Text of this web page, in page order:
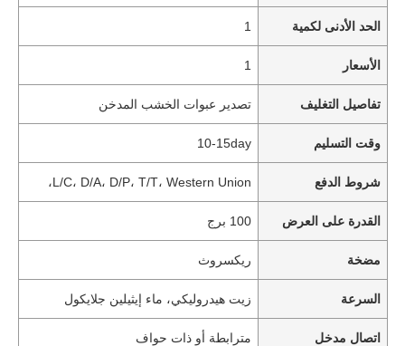
الحد الأدنى لكمية 1
الأسعار 1
تفاصيل التغليف تصدير عبوات الخشب المدخن
وقت التسليم 10-15day
شروط الدفع L/C، D/A، D/P، T/T، Western Union،
القدرة على العرض 100 برج
مضخة ريكسروث
السرعة زيت هيدروليكي، ماء إيثيلين جلايكول
اتصال مدخل مترابطة أو ذات حواف